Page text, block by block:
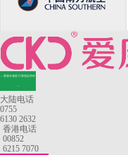
—香港长者医疗券指定牙科
大陆电话
0755
6130 2632
香港电话
00852
6215 7070